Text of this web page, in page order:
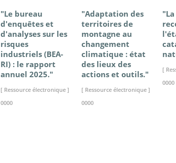
"Le bureau
d'enquêtes et
d'analyses sur les
risques
industriels (BEA-
RI) : le rapport
annuel 2025."
[ Ressource électronique ]
0000
"Adaptation des
territoires de
montagne au
changement
climatique : état
des lieux des
actions et outils."
[ Ressource électronique ]
0000
"La
[
0000